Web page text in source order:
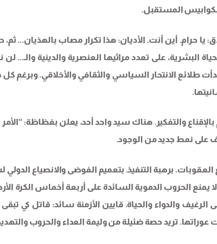
المستقبل.
يا حرام. أين أنت. الأديان: هذا تكرار مصاب بالهذيان… ثم،
البشرية، على تعدد مراثيها العنصرية والدينية والـ…
طلائع الانتحار السياسي والثقافي والأخلاقي. وبرغم
والتفكير. هناك سيد واحد أحد، يعلن بفظاظة:
على نمط جديد من الوجود.
برهبة التنفيذ. بتعميم الفوضى والانصياع الدولي
الحروب الدموية السائدة على أربعة أخماس الكرة
والدواء والحياة. قايين الأزمنة سائد: قاتل كي
عوراتها. تريد حصة ضئيلة من وليمة العداء والحروب